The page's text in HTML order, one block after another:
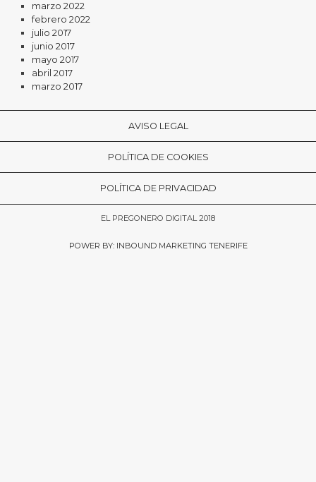
marzo 2022
febrero 2022
julio 2017
junio 2017
mayo 2017
abril 2017
marzo 2017
AVISO LEGAL
POLÍTICA DE COOKIES
POLÍTICA DE PRIVACIDAD
EL PREGONERO DIGITAL 2018
POWER BY: INBOUND MARKETING TENERIFE